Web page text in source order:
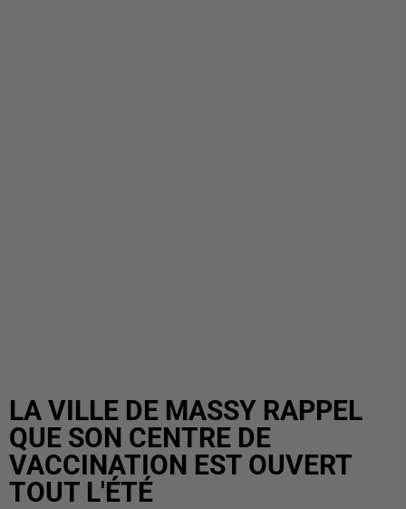
LA VILLE DE MASSY RAPPEL
QUE SON CENTRE DE
VACCINATION EST OUVERT
TOUT L'ÉTÉ